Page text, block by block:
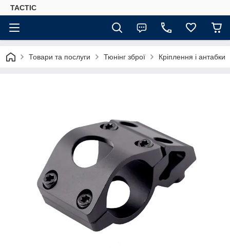
TACTIC
Товари та послуги Тюнінг зброї Кріплення і антабки